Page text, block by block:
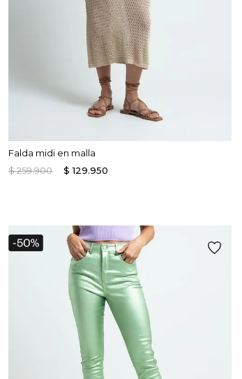
Falda midi en malla
$259.900 $ 129.950